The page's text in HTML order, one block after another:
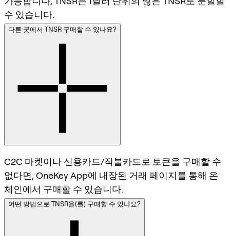
수 있습니다.
다른 곳에서 TNSR 구매할 수 있나요?
C2C 마켓이나 신용카드/직불카드로 토큰을 구매할 수
없다면, OneKey App에 내장된 거래 페이지를 통해 온
체인에서 구매할 수 있습니다.
어떤 방법으로 TNSR을(를) 구매할 수 있나요?